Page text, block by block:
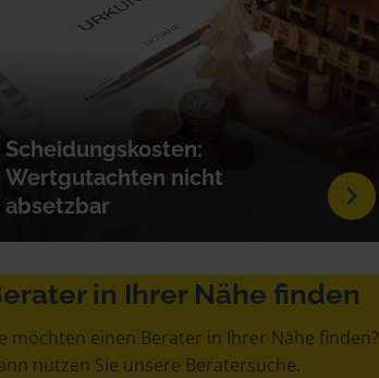
Scheidungskosten:
Wertgutachten nicht
absetzbar
in Ihrer Nähe finden
möchten einen Berater in Ihrer Nähe finden?
nutzen Sie unsere Beratersuche.